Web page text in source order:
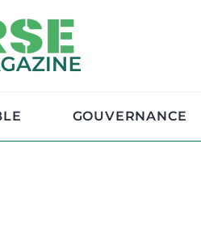
GOUVERNANCE